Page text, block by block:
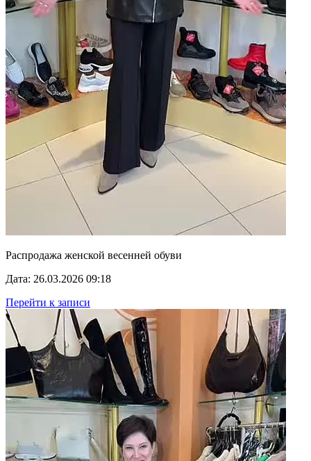
Распродажа женской весенней обуви
Дата: 26.03.2026 09:18
Перейти к записи